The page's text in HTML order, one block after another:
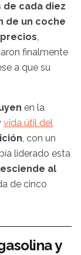
de cada diez
de un coche
,
finalmente
a que su
en la
vida útil del
, con un
liderado esta
al
de cinco
y